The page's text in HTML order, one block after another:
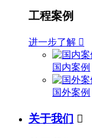
工程案例
进一步了解 
国内案例
国外案例
关于我们 